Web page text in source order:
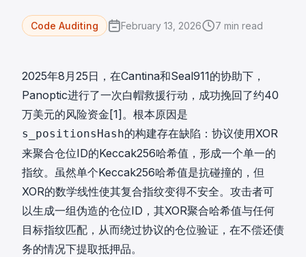
Code Auditing February 13, 2026 7 min read
2025年8月25日，在Cantina和Seal911的协助下，
Panoptic进行了一次白帽救援行动，成功挽回了约40
万美元的风险资金[1]。根本原因是
s_positionsHash的构建存在缺陷：协议使用XOR
来聚合仓位ID的Keccak256哈希值，形成一个单一的
指纹。虽然单个Keccak256哈希值是抗碰撞的，但
XOR的数学线性使其复合指纹变得不安全。攻击者可
以生成一组伪造的仓位ID，其XOR聚合哈希值与任何
目标指纹匹配，从而绕过协议的仓位验证，在不偿还债
务的情况下提取抵押品。